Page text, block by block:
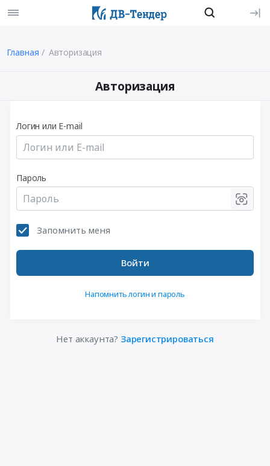
Главная Авторизация
Авторизация
Логин или E-mail
Пароль
Запомнить меня
Войти
Напомнить логин и пароль
Нет аккаунта? Зарегистрироваться